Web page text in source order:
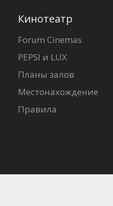
Кинотеатр
Forum Cinemas
PEPSI и LUX
Планы залов
Местонахождение
Правила